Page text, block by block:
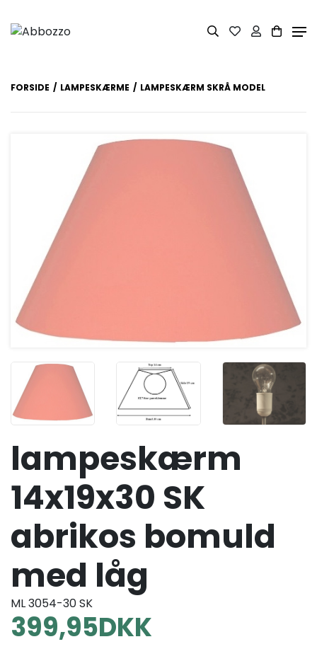
FORSIDE LAMPESKÆRME LAMPESKÆRM SKRÅ MODEL
lampeskærm
14x19x30 SK
abrikos bomuld
med låg
ML 3054-30 SK
399,95DKK